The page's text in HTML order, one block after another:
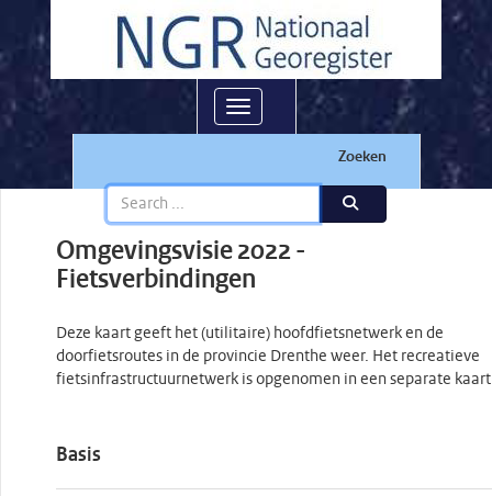
Toggle navigation
Zoeken
Omgevingsvisie 2022 -
Fietsverbindingen
Deze kaart geeft het (utilitaire) hoofdfietsnetwerk en de
doorfietsroutes in de provincie Drenthe weer. Het recreatieve
fietsinfrastructuurnetwerk is opgenomen in een separate
Basis